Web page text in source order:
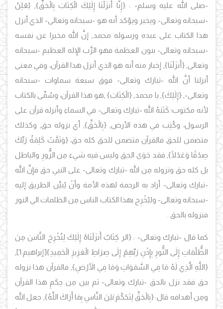
-صلى الله عليه وسلم- : {إِنَّا أَنزَلْنَا إِلَيْكَ الْكِتَابَ بِالْحَقِّ} , يُعْلِنُ
-سبحانه وتعالى- ويخبر ويؤكد أنه هو -سبحانه وتعالى- الذي أنزل
هذا الكتاب على عبده ورسوله محمد, إنَّ الله مخبرا عن نفسه
-سبحانه وتعالى- بنون العظمة فهو الرَّب الإله العظيم -سبحانه
وتعالى, {أَنزَلْنَا} , إخبار منه أنه هو الذي أنزل هذا القرآن، وفي معنى
أنزلنا أنَّ الله -تبارك وتعالى- فوق سبعة سماوات -سبحانه
وتعالى-,{إِلَيْكَ}, يا محمد, {الْكِتَابَ} ,هو هذا القرآن، وسُمِّى بالكتاب
لأنه مكتوب؛ كَتَبَهُ الله -تبارك وتعالى- في السماء وأنزله قرآن على
الرسول، وكُتِب في هذه الأرض, {بِالْحَقِّ}, أي نزوله حق, وكذلك
متضمن للحق فالقرآن متضمن للحق كله حق،{وَتَمَّتْ كَلِمَةُ رَبِّكَ
صِدْقًا وَعَدْلًا}, فقد حَوَى الحق وليس فيه شيء مِن الزُّورِ والباطل
بل كله حق ونزوله مِن الله -تبارك وتعالى- على النبي حق فإنَّ الله
-تبارك وتعالى- أراد به الرحمة لهذه الأمة وأنْ يُبيِّن الطريق إليه
-سبحانه وتعالى- وليُخْرِج بهذا الكتاب الناس مِن الظلمات الي النور
فنزوله بالحق .
كما قال -تبارك وتعالى- :{الر كِتَابٌ أَنزَلْنَاهُ إِلَيْكَ لِتُخْرِجَ النَّاسَ مِنَ
الظُّلُمَاتِ إِلَى النُّورِ بِإِذْنِ رَبِّهِمْ إِلَى صِرَاطِ الْعَزِيزِ الْحَمِيدِ}[إبراهيم:1]
{اللَّهِ الَّذِي لَهُ مَا فِي السَّمَوَاتِ وَمَا فِي الأَرْضِ}, فالقرآن هذا نزوله
حق فقد نزل بالحق -تبارك وتعالى- ثم بين مِن حِكَمِ هذا القرآن
ومِن أهدافه قال: {بِالْحَقِّ لِتَحْكُمَ بَيْنَ النَّاسِ بِمَا أَرَاكَ اللَّهُ} جعل الله